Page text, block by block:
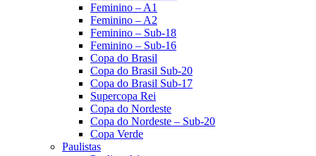
Feminino – A1
Feminino – A2
Feminino – Sub-18
Feminino – Sub-16
Copa do Brasil
Copa do Brasil Sub-20
Copa do Brasil Sub-17
Supercopa Rei
Copa do Nordeste
Copa do Nordeste – Sub-20
Copa Verde
Paulistas